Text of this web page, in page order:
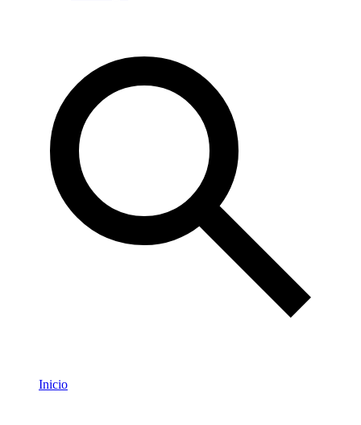
Inicio